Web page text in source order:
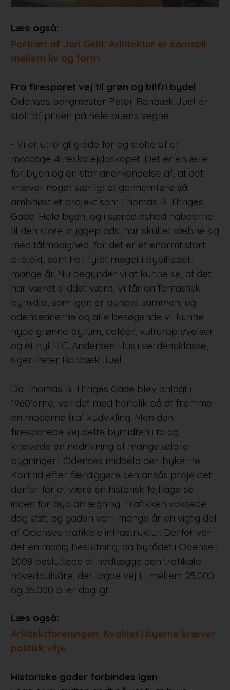
Læs også:
Portræt af Jan Gehl: Arkitektur er samspil
mellem liv og form
Fra firesporet vej til grøn og bilfri bydel
Odenses borgmester Peter Rahbæk Juel er
stolt af prisen på hele byens vegne.
- Vi er utroligt glade for og stolte af at
modtage Æreskalejdoskopet. Det er en ære
for byen og en stor anerkendelse af, at det
kræver noget særligt at gennemføre så
ambitiøst et projekt som Thomas B. Thriges
Gade. Hele byen, og i særdeleshed naboerne
til den store byggeplads, har skullet væbne sig
med tålmodighed, for det er et enormt stort
projekt, som har fyldt meget i bybilledet i
mange år. Nu begynder vi at kunne se, at det
har været sliddet værd. Vi får en fantastisk
bymidte, som igen er bundet sammen, og
odenseanerne og alle besøgende vil kunne
nyde grønne byrum, caféer, kulturoplevelser
og et nyt H.C. Andersen Hus i verdensklasse,
siger Peter Rahbæk Juel.
Da Thomas B. Thriges Gade blev anlagt i
1960’erne, var det med henblik på at fremme
en moderne trafikudvikling. Men den
firesporede vej delte bymidten i to og
krævede en nedrivning af mange ældre
bygninger i Odenses middelalder-bykerne.
Kort tid efter færdiggørelsen ansås projektet
derfor for at være en historisk fejltagelse
inden for byplanlægning. Trafikken voksede
dog støt, og gaden var i mange år en vigtig del
af Odenses trafikale infrastruktur. Derfor var
det en modig beslutning, da byrådet i Odense i
2008 besluttede at nedlægge den trafikale
hovedpulsåre, der lagde vej til mellem 25.000
og 35.000 biler dagligt.
Læs også:
Arkitektforeningen: Kvalitet i byerne kræver
politisk vilje
Historiske gader forbindes igen